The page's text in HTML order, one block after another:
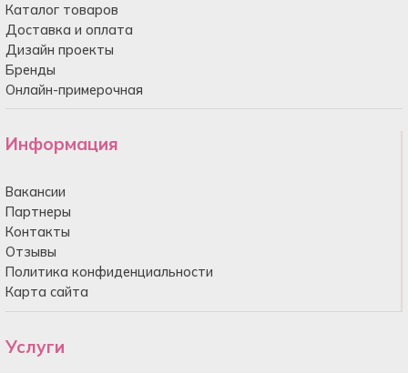
Каталог товаров
Доставка и оплата
Дизайн проекты
Бренды
Онлайн-примерочная
Информация
Вакансии
Партнеры
Контакты
Отзывы
Политика конфиденциальности
Карта сайта
Услуги